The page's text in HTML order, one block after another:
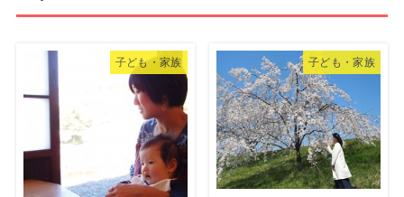
子ども・家族 子ども・家族